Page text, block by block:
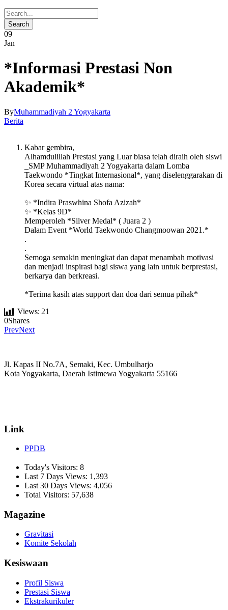
09
Jan
*Informasi Prestasi Non
Akademik*
ByMuhammadiyah 2 Yogyakarta
Berita
Kabar gembira,
Alhamdulillah Prestasi yang Luar biasa telah diraih oleh siswi
_SMP Muhammadiyah 2 Yogyakarta dalam Lomba
Taekwondo *Tingkat Internasional*, yang diselenggarakan di
Korea secara virtual atas nama:
✨ *Indira Praswhina Shofa Azizah*
✨ *Kelas 9D*
Memperoleh *Silver Medal* ( Juara 2 )
Dalam Event *World Taekwondo Changmoowan 2021.*
.
.
Semoga semakin meningkat dan dapat menambah motivasi
dan menjadi inspirasi bagi siswa yang lain untuk berprestasi,
berkarya dan berkreasi.
*Terima kasih atas support dan doa dari semua pihak*
Views: 21
0Shares
PrevNext
Jl. Kapas II No.7A, Semaki, Kec. Umbulharjo
Kota Yogyakarta, Daerah Istimewa Yogyakarta 55166
Link
PPDB
Today's Visitors: 8
Last 7 Days Views: 1,393
Last 30 Days Views: 4,056
Total Visitors: 57,638
Magazine
Gravitasi
Komite Sekolah
Kesiswaan
Profil Siswa
Prestasi Siswa
Ekstrakurikuler